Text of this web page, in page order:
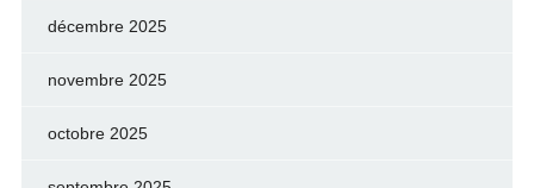
décembre 2025
novembre 2025
octobre 2025